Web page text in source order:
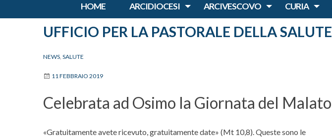
UFFICIO PER LA PASTORALE DELLA SALUTE
HOME ARCIDIOCESI ARCIVESCOVO CURIA
NEWS SALUTE
11 FEBBRAIO 2019
Celebrata ad Osimo la Giornata del Malato
«Gratuitamente avete ricevuto, gratuitamente date» (Mt 10,8). Queste sono le